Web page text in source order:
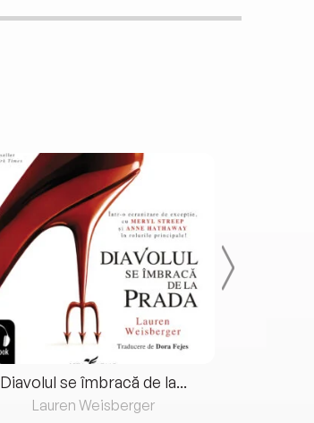
Diavolul se îmbracă de la...
Lauren Weisberger